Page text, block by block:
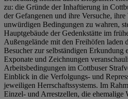
zu: die Gründe der Inhaftierung in
der Gefangenen und ihre Versuche,
unwürdigen Bedingungen zu wahren,
Hauptgebäude der Gedenkstätte im
Außengelände mit den Freihöfen laden
Besucher zur selbständigen Erkundung
Exponate und Zeichnungen
Arbeitsbedingungen im Cottbuser
Einblick in die Verfolgungs- und
jeweiligen Herrschaftssystems. Im
Einzel- und Arrestzellen, die ehemalige